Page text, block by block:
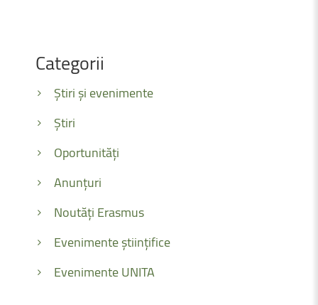
Categorii
Știri și evenimente
Știri
Oportunități
Anunțuri
Noutăți Erasmus
Evenimente științifice
Evenimente UNITA